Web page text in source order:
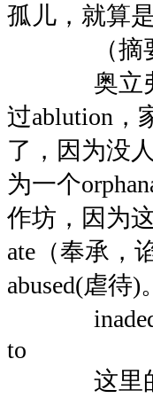
孤儿，就算
（摘要
奥立弗是
过ablution，
了，因为没
为一个
作坊，因为
ate（奉承，
abused(虐待)
to
这里的生